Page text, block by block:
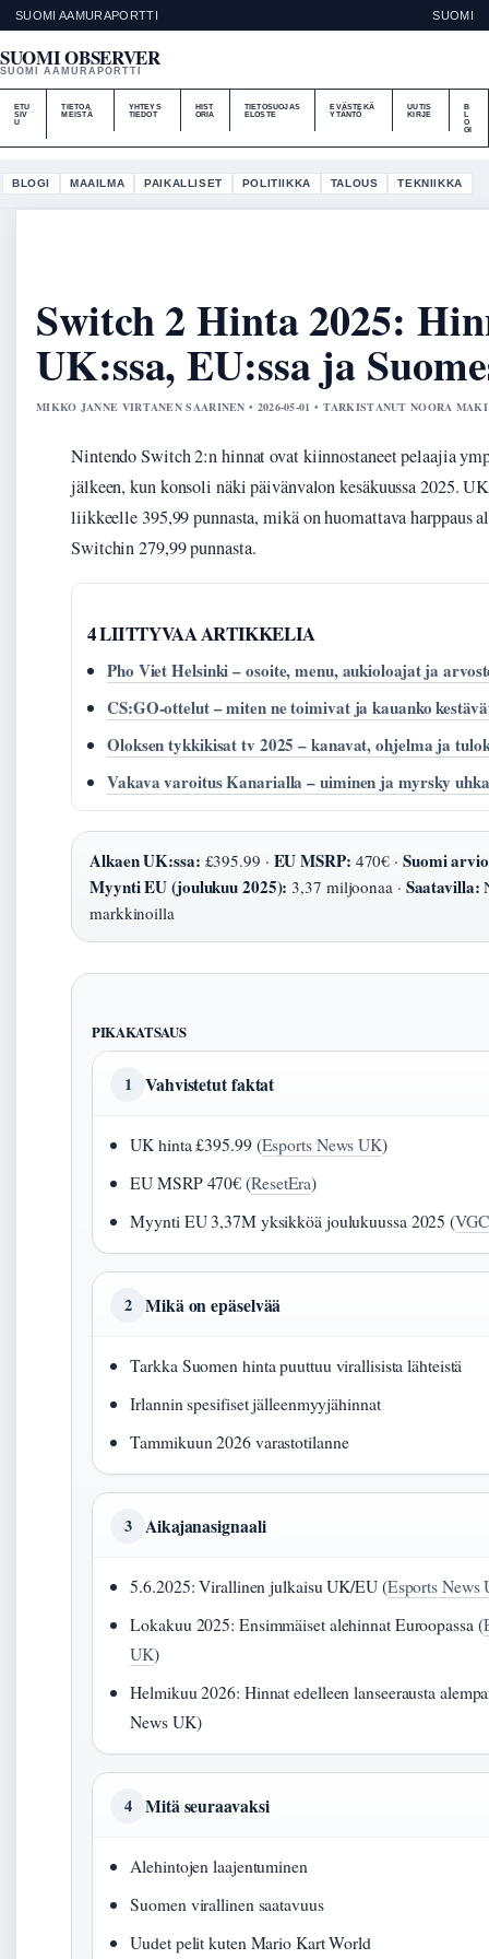
SUOMI AAMURAPORTTI SUOMI
SUOMI OBSERVER
SUOMI AAMURAPORTTI
ETU
SIV
U
TIETOA
MEISTÄ
YHTEYS
TIEDOT
HIST
ORIA
TIETOSUOJAS
ELOSTE
EVÄSTEKÄ
YTÄNTÖ
UUTIS
KIRJE
B
O
GI
BLOGI MAAILMA PAIKALLISET POLITIIKKA TALOUS TEKNIIKKA
Switch 2 Hinta 2025:
UK:ssa, EU:ssa ja
MIKKO JANNE VIRTANEN SAARINEN • 2026-05-01 • TARKISTANUT NOORA MAKI
Nintendo Switch 2:n hinnat ovat kiinnostaneet pelaajia
jälkeen, kun konsoli näki päivänvalon kesäkuussa 2025.
liikkeelle 395,99 punnasta, mikä on huomattava harppaus
Switchin 279,99 punnasta.
4 LIITTYVAA ARTIKKELIA
Pho Viet Helsinki – osoite, menu, aukioloajat ja
CS:GO-ottelut – miten ne toimivat ja kauanko
Oloksen tykkikisat tv 2025 – kanavat, ohjelma ja
Vakava varoitus Kanarialla – uiminen ja myrsky
Alkaen UK:ssa: £395.99 · EU MSRP: 470€ · Suomi
Myynti EU (joulukuu 2025): 3,37 miljoonaa · Saatavilla:
markkinoilla
PIKAKATSAUS
1 Vahvistetut faktat
UK hinta £395.99 (Esports News UK)
EU MSRP 470€ (ResetEra)
Myynti EU 3,37M yksikköä joulukuussa 2025 (
2 Mikä on epäselvää
Tarkka Suomen hinta puuttuu virallisista lähteistä
Irlannin spesifiset jälleenmyyjähinnat
Tammikuun 2026 varastotilanne
3 Aikajanasignaali
5.6.2025: Virallinen julkaisu UK/EU (Esports News
Lokakuu 2025: Ensimmäiset alehinnat Euroopassa (
UK)
Helmikuu 2026: Hinnat edelleen lanseerausta
News UK)
4 Mitä seuraavaksi
Alehintojen laajentuminen
Suomen virallinen saatavuus
Uudet pelit kuten Mario Kart World